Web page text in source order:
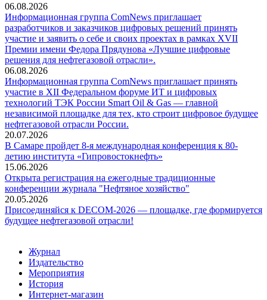
06.08.2026
Информационная группа ComNews приглашает
разработчиков и заказчиков цифровых решений принять
участие и заявить о себе и своих проектах в рамках XVII
Премии имени Федора Прядунова «Лучшие цифровые
решения для нефтегазовой отрасли».
06.08.2026
Информационная группа ComNews приглашает принять
участие в XII Федеральном форуме ИТ и цифровых
технологий ТЭК России Smart Oil & Gas — главной
независимой площадке для тех, кто строит цифровое будущее
нефтегазовой отрасли России.
20.07.2026
В Самаре пройдет 8-я международная конференция к 80-
летию института «Гипровостокнефть»
15.06.2026
Открыта регистрация на ежегодные традиционные
конференции журнала "Нефтяное хозяйство"
20.05.2026
Присоединяйся к DECOM-2026 — площадке, где формируется
будущее нефтегазовой отрасли!
Журнал
Издательство
Мероприятия
История
Интернет-магазин